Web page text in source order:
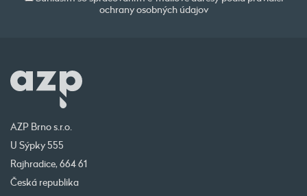
ochrany osobných údajov
AZP Brno s.r.o.
U Sýpky 555
Rajhradice, 664 61
Česká republika